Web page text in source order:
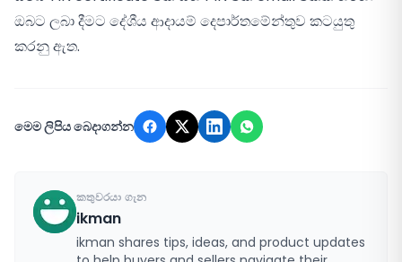
ඔබට ලබා දීමට දේශීය ආදායම් දෙපාර්තමේන්තුව කටයුතු
කරනු ඇත.
මෙම ලිපිය බෙදාගන්න
කතුවරයා ගැන
ikman
ikman shares tips, ideas, and product updates